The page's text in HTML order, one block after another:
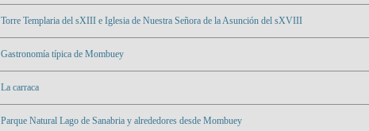
Torre Templaria del sXIII e Iglesia de Nuestra Señora de la Asunción del sXVIII
Gastronomía típica de Mombuey
La carraca
Parque Natural Lago de Sanabria y alrededores desde Mombuey